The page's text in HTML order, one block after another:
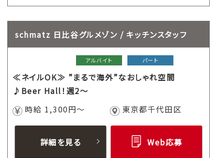
schmatz 日比谷グルメゾン / キッチンスタッフ
アルバイト パート
≪ネイルOK≫ ”まるで海外”なおしゃれ空間
♪Beer Hall！週2～
時給 1,300円～
東京都千代田区
詳細を見る Web応募